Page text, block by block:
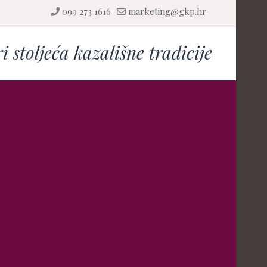
099 273 1616 marketing@gkp.hr
stoljeća kazališne tradicije